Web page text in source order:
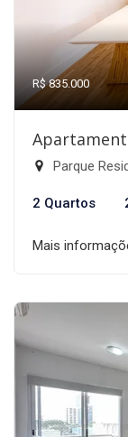
R$ 835.000
Parque
2 Quartos
Mais